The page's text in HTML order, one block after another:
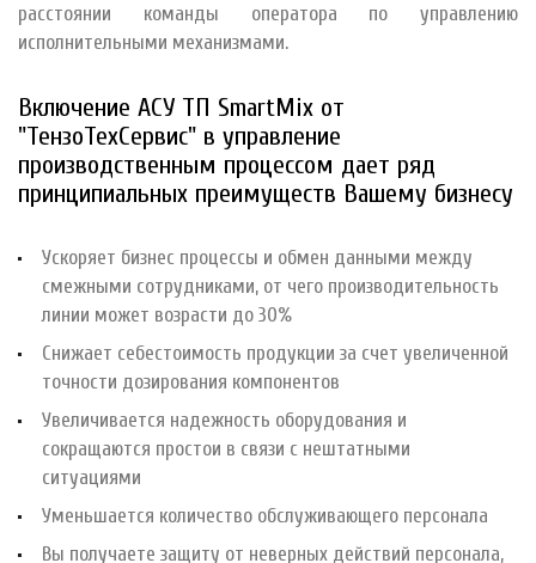
расстоянии команды оператора по управлению
исполнительными механизмами.
Включение АСУ ТП SmartMix от
"ТензоТехСервис" в управление
производственным процессом дает ряд
принципиальных преимуществ Вашему бизнесу
Ускоряет бизнес процессы и обмен данными между
смежными сотрудниками, от чего производительность
линии может возрасти до 30%
Снижает себестоимость продукции за счет увеличенной
точности дозирования компонентов
Увеличивается надежность оборудования и
сокращаются простои в связи с нештатными
ситуациями
Уменьшается количество обслуживающего персонала
Вы получаете защиту от неверных действий персонала,